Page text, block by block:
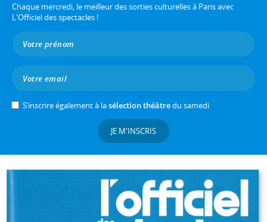
Chaque mercredi, le meilleur des sorties culturelles à Paris avec
L'Officiel des spectacles !
S’inscrire également à lasélection théâtredu samedi
JE M'INSCRIS